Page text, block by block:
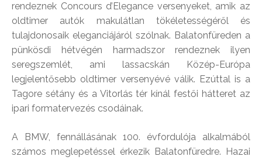
rendeznek Concours d’Elegance versenyeket, amik az
oldtimer autók makulátlan tökéletességéről és
tulajdonosaik eleganciájáról szólnak. Balatonfüreden a
pünkösdi hétvégén harmadszor rendeznek ilyen
seregszemlét, ami lassacskán Közép-Európa
legjelentősebb oldtimer versenyévé válik. Ezúttal is a
Tagore sétány és a Vitorlás tér kínál festői hátteret az
ipari formatervezés csodáinak.
A BMW, fennállásának 100. évfordulója alkalmából
számos meglepetéssel érkezik Balatonfüredre. Hazai